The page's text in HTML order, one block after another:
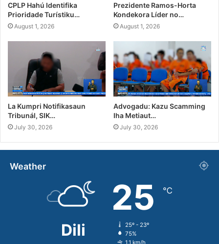
CPLP Hahú Identifika
Prioridade Turístiku…
August 1, 2026
Prezidente Ramos-Horta
Kondekora Líder no…
August 1, 2026
La Kumpri Notifikasaun
Tribunál, SIK…
July 30, 2026
Advogadu: Kazu Scamming
Iha Metiaut…
July 30, 2026
Weather
Dili
25 ℃
25º - 23º
75%
1.1 km/h